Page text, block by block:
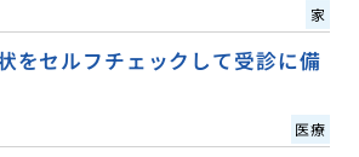
家
をセルフチェックして受診に備
医療